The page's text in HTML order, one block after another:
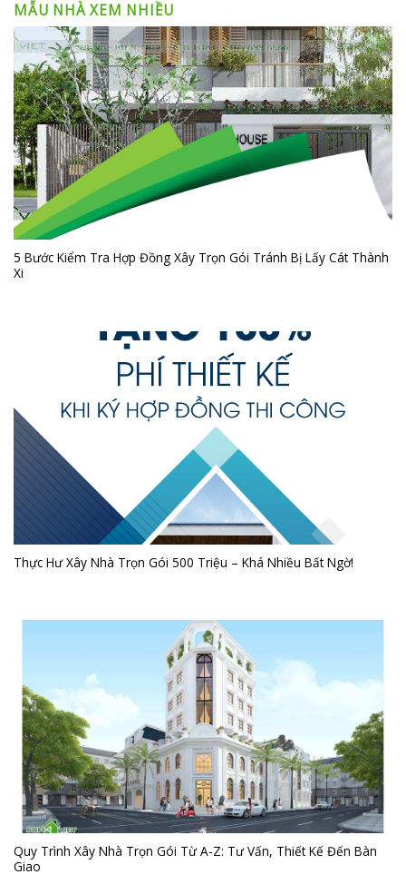
MẪU NHÀ XEM NHIỀU
5 Bước Kiểm Tra Hợp Đồng Xây Trọn Gói Tránh Bị Lấy Cát Thành
Xi
Thực Hư Xây Nhà Trọn Gói 500 Triệu – Khá Nhiều Bất Ngờ!
Quy Trình Xây Nhà Trọn Gói Từ A-Z: Tư Vấn, Thiết Kế Đến Bàn
Giao